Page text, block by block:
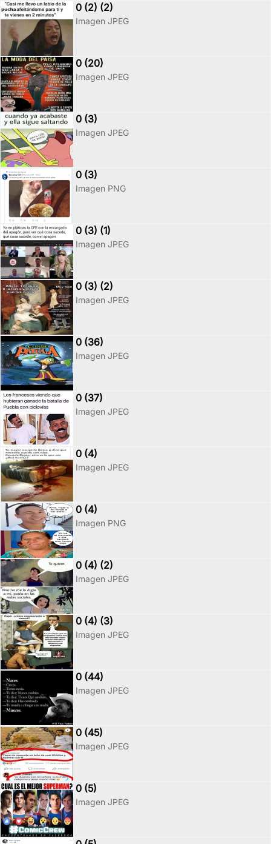
0 (2) (2)
Imagen JPEG
0 (20)
Imagen JPEG
0 (3)
Imagen JPEG
0 (3)
Imagen PNG
0 (3) (1)
Imagen JPEG
0 (3) (2)
Imagen JPEG
0 (36)
Imagen JPEG
0 (37)
Imagen JPEG
0 (4)
Imagen JPEG
0 (4)
Imagen PNG
0 (4) (2)
Imagen JPEG
0 (4) (3)
Imagen JPEG
0 (44)
Imagen JPEG
0 (45)
Imagen JPEG
0 (5)
Imagen JPEG